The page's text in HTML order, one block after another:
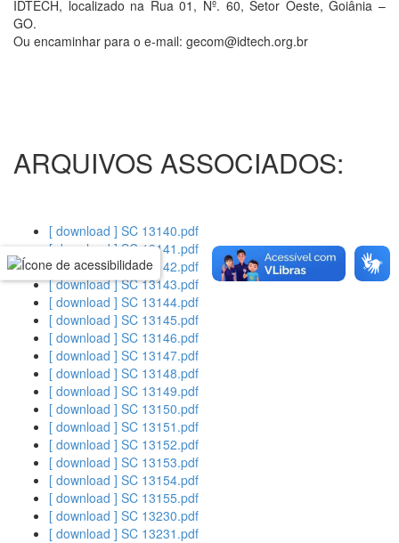
IDTECH, localizado na Rua 01, Nº. 60, Setor Oeste, Goiânia –
GO.
Ou encaminhar para o e-mail: gecom@idtech.org.br
ARQUIVOS ASSOCIADOS:
[ download ] SC 13140.pdf
[ download ] SC 13141.pdf
[ download ] SC 13142.pdf
[ download ] SC 13143.pdf
[ download ] SC 13144.pdf
[ download ] SC 13145.pdf
[ download ] SC 13146.pdf
[ download ] SC 13147.pdf
[ download ] SC 13148.pdf
[ download ] SC 13149.pdf
[ download ] SC 13150.pdf
[ download ] SC 13151.pdf
[ download ] SC 13152.pdf
[ download ] SC 13153.pdf
[ download ] SC 13154.pdf
[ download ] SC 13155.pdf
[ download ] SC 13230.pdf
[ download ] SC 13231.pdf